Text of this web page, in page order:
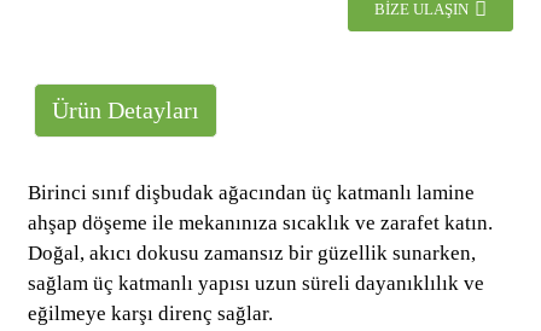
BIZE ULAŞIN
Ürün Detayları
Birinci sınıf dişbudak ağacından üç katmanlı lamine
ahşap döşeme ile mekanınıza sıcaklık ve zarafet katın.
Doğal, akıcı dokusu zamansız bir güzellik sunarken,
sağlam üç katmanlı yapısı uzun süreli dayanıklılık ve
eğilmeye karşı direnç sağlar.